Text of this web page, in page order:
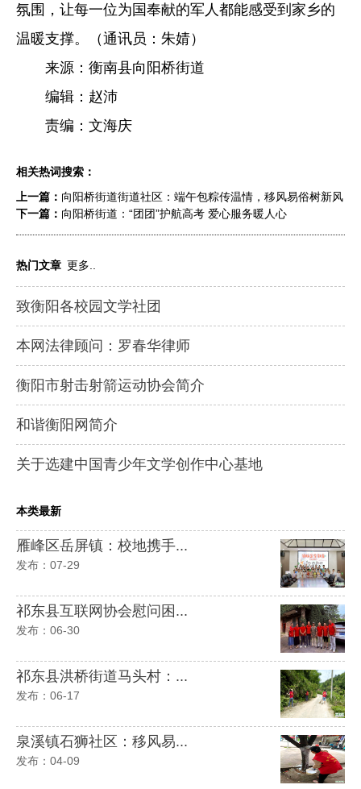
氛围，让每一位为国奉献的军人都能感受到家乡的
温暖支撑。（通讯员：朱婧）
来源：衡南县向阳桥街道
编辑：赵沛
责编：文海庆
相关热词搜索：
上一篇： 向阳桥街道街道社区：端午包粽传温情，移风易俗树新风
下一篇： 向阳桥街道：“团团”护航高考 爱心服务暖人心
热门文章 更多..
致衡阳各校园文学社团
本网法律顾问：罗春华律师
衡阳市射击射箭运动协会简介
和谐衡阳网简介
关于选建中国青少年文学创作中心基地
本类最新
雁峰区岳屏镇：校地携手...
发布：07-29
祁东县互联网协会慰问困...
发布：06-30
祁东县洪桥街道马头村：...
发布：06-17
泉溪镇石狮社区：移风易...
发布：04-09